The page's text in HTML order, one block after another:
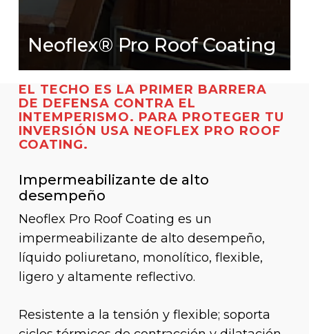
Neoflex® Pro Roof Coating
EL TECHO ES LA PRIMER BARRERA
DE DEFENSA CONTRA EL
INTEMPERISMO. PARA PROTEGER TU
INVERSIÓN USA NEOFLEX PRO ROOF
COATING.
Impermeabilizante de alto
desempeño
Neoflex Pro Roof Coating es un
impermeabilizante de alto desempeño,
líquido poliuretano, monolítico, flexible,
ligero y altamente reflectivo.
Resistente a la tensión y flexible; soporta